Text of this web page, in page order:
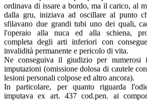
ordinava di issare a bordo, ma il carico, al
dalla gru, iniziava ad oscillare al punto
sfilavano due grandi tubi uno dei quali,
l'operaio alla nuca ed alla schiena,
completa degli arti inferiori con
invalidità permanente e pericolo di vita.
Ne conseguiva il giudizio per numerosi
imputazioni (omissione dolosa di cautele
lesioni personali colpose ed altro ancora).
In particolare, per quanto riguarda
imputava ex art. 437 cod.pen. ai